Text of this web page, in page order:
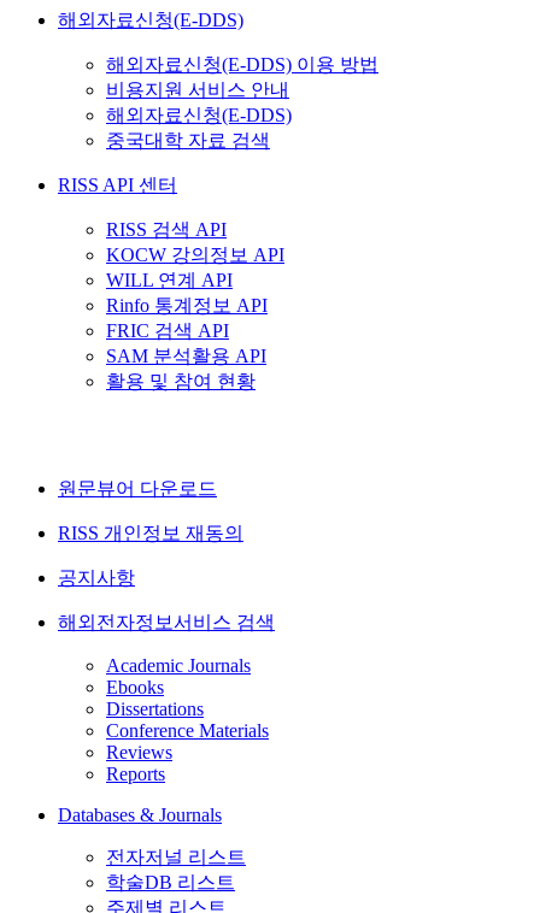
해외자료신청(E-DDS)
해외자료신청(E-DDS) 이용 방법
비용지원 서비스 안내
해외자료신청(E-DDS)
중국대학 자료 검색
RISS API 센터
RISS 검색 API
KOCW 강의정보 API
WILL 연계 API
Rinfo 통계정보 API
FRIC 검색 API
SAM 분석활용 API
활용 및 참여 현황
원문뷰어 다운로드
RISS 개인정보 재동의
공지사항
해외전자정보서비스 검색
Academic Journals
Ebooks
Dissertations
Conference Materials
Reviews
Reports
Databases & Journals
전자저널 리스트
학술DB 리스트
주제별 리스트